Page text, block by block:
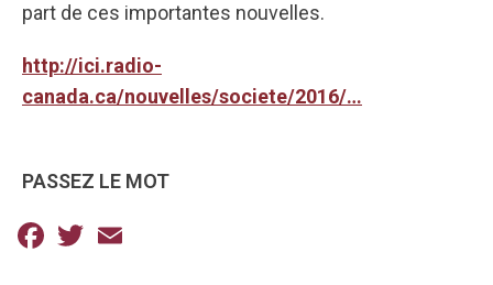
part de ces importantes nouvelles.
http://ici.radio-
canada.ca/nouvelles/societe/2016/…
PASSEZ LE MOT
Facebook
Twitter